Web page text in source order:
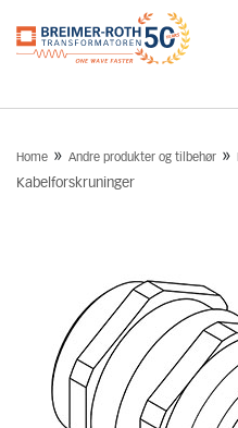
Home » Andre produkter og tilbehør »
Kabelforskruninger